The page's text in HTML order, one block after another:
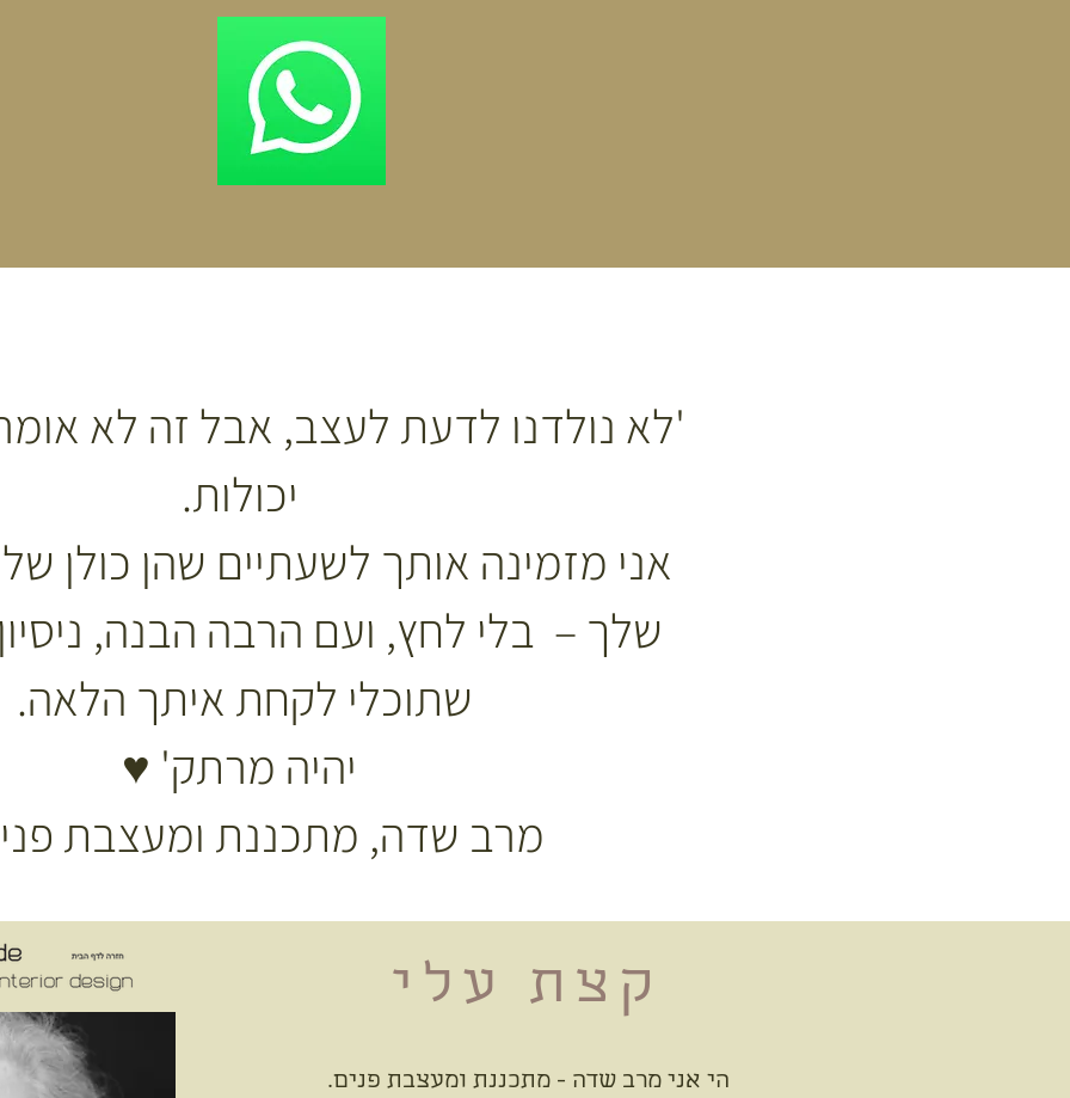
'לא נולדנו לדעת לעצב, אבל זה לא
יכולות.
אני מזמינה אותך לשעתיים שהן כולן
שלך – בלי לחץ, ועם הרבה הבנה,
שתוכלי לקחת איתך הלאה.
יהיה מרתק' ♥
קצת עלי
הי אני מרב שדה - מתכננת ומעצבת פנים.